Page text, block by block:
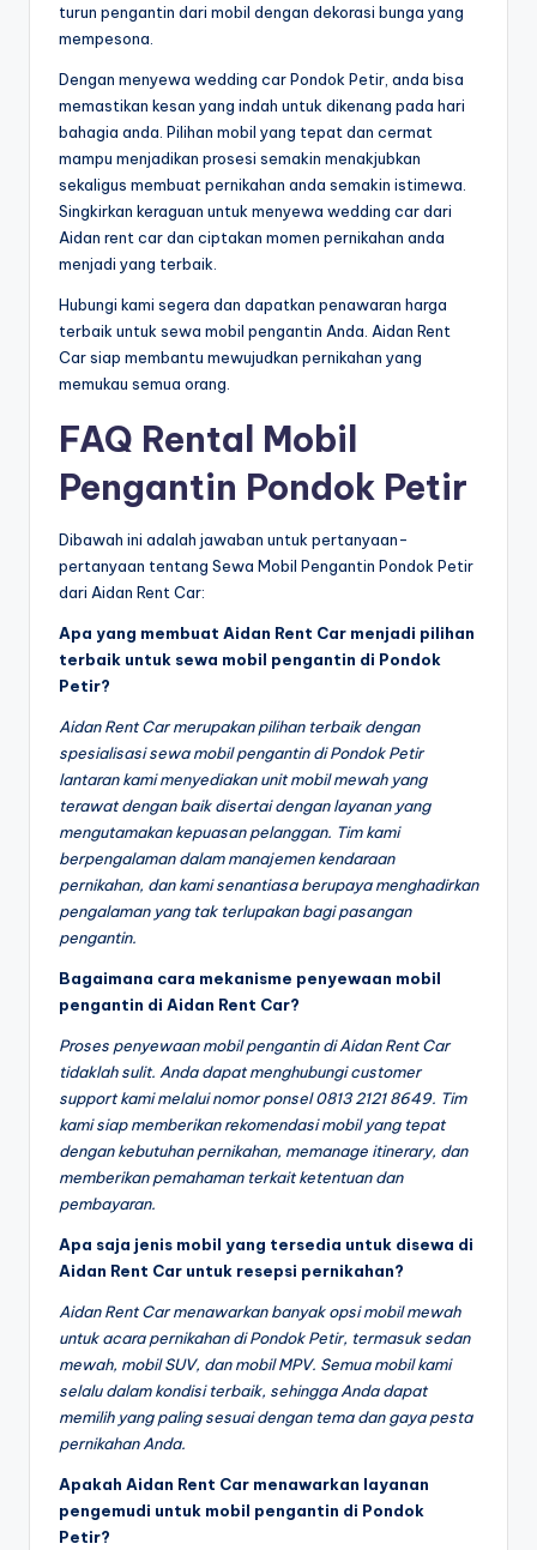
turun pengantin dari mobil dengan dekorasi bunga yang
mempesona.
Dengan menyewa wedding car Pondok Petir, anda bisa
memastikan kesan yang indah untuk dikenang pada hari
bahagia anda. Pilihan mobil yang tepat dan cermat
mampu menjadikan prosesi semakin menakjubkan
sekaligus membuat pernikahan anda semakin istimewa.
Singkirkan keraguan untuk menyewa wedding car dari
Aidan rent car dan ciptakan momen pernikahan anda
menjadi yang terbaik.
Hubungi kami segera dan dapatkan penawaran harga
terbaik untuk sewa mobil pengantin Anda. Aidan Rent
Car siap membantu mewujudkan pernikahan yang
memukau semua orang.
FAQ Rental Mobil
Pengantin Pondok Petir
Dibawah ini adalah jawaban untuk pertanyaan-
pertanyaan tentang Sewa Mobil Pengantin Pondok Petir
dari Aidan Rent Car:
Apa yang membuat Aidan Rent Car menjadi pilihan
terbaik untuk sewa mobil pengantin di Pondok
Petir?
Aidan Rent Car merupakan pilihan terbaik dengan
spesialisasi sewa mobil pengantin di Pondok Petir
lantaran kami menyediakan unit mobil mewah yang
terawat dengan baik disertai dengan layanan yang
mengutamakan kepuasan pelanggan. Tim kami
berpengalaman dalam manajemen kendaraan
pernikahan, dan kami senantiasa berupaya menghadirkan
pengalaman yang tak terlupakan bagi pasangan
pengantin.
Bagaimana cara mekanisme penyewaan mobil
pengantin di Aidan Rent Car?
Proses penyewaan mobil pengantin di Aidan Rent Car
tidaklah sulit. Anda dapat menghubungi customer
support kami melalui nomor ponsel 0813 2121 8649. Tim
kami siap memberikan rekomendasi mobil yang tepat
dengan kebutuhan pernikahan, memanage itinerary, dan
memberikan pemahaman terkait ketentuan dan
pembayaran.
Apa saja jenis mobil yang tersedia untuk disewa di
Aidan Rent Car untuk resepsi pernikahan?
Aidan Rent Car menawarkan banyak opsi mobil mewah
untuk acara pernikahan di Pondok Petir, termasuk sedan
mewah, mobil SUV, dan mobil MPV. Semua mobil kami
selalu dalam kondisi terbaik, sehingga Anda dapat
memilih yang paling sesuai dengan tema dan gaya pesta
pernikahan Anda.
Apakah Aidan Rent Car menawarkan layanan
pengemudi untuk mobil pengantin di Pondok
Petir?